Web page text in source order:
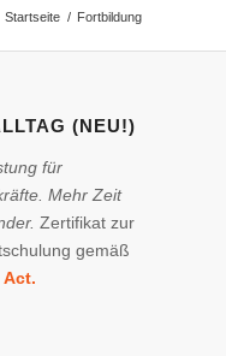
Startseite / Fortbildung
(NEU!)
für
Mehr Zeit
Zertifikat zur
gemäß
Act.